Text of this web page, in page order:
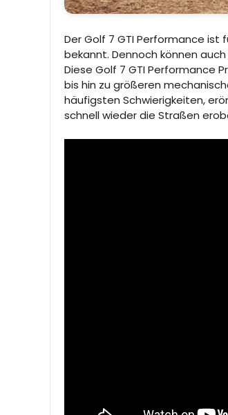
Der Golf 7 GTI Performance ist
bekannt. Dennoch können
Diese Golf 7 GTI Performance
bis hin zu größeren
häufigsten Schwierigkeiten,
schnell wieder die Straßen